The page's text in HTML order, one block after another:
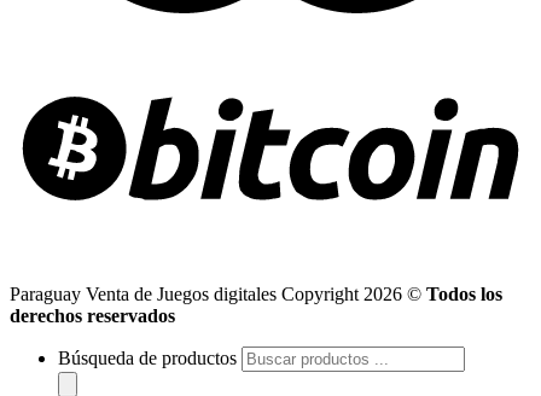
Paraguay Venta de Juegos digitales Copyright 2026 © Todos los
derechos reservados
Búsqueda de productos